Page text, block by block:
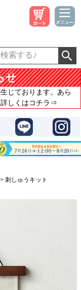
せ
じております。あら
しくはコチラ⇒
刺しゅうキット